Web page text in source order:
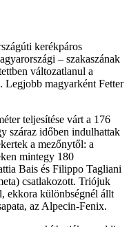
kerékpáros
– szakaszának
változatlanul a
Legjobb magyarként Fetter
teljesítése várt a 176
száraz időben indulhattak
a mezőnytől: a
mintegy 180
Bais és Filippo Tagliani
csatlakozott. Triójuk
ekkora különbségnél állt
az Alpecin-Fenix.